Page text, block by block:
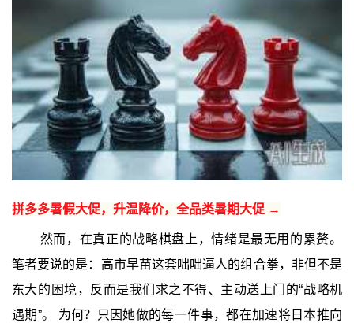
拼多多暑假大促，升温降价，全品类暑期大促 →
然而，在真正的战略棋盘上，情绪是最无用的累赘。
笔者要说的是：高市早苗这套咄咄逼人的组合拳，非但不是
东大的困境，反而是我们求之不得、主动送上门的“战略机
遇期”。 为何？只因她做的每一件事，都在加速将日本推向